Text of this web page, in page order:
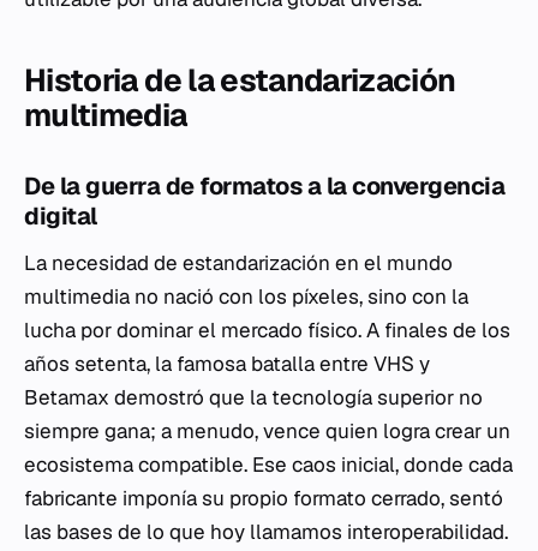
Historia de la estandarización
multimedia
De la guerra de formatos a la convergencia
digital
La necesidad de estandarización en el mundo
multimedia no nació con los píxeles, sino con la
lucha por dominar el mercado físico. A finales de los
años setenta, la famosa batalla entre VHS y
Betamax demostró que la tecnología superior no
siempre gana; a menudo, vence quien logra crear un
ecosistema compatible. Ese caos inicial, donde cada
fabricante imponía su propio formato cerrado, sentó
las bases de lo que hoy llamamos interoperabilidad.